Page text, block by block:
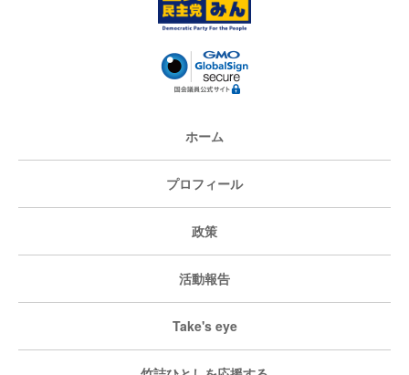
ホーム
プロフィール
政策
活動報告
Take's eye